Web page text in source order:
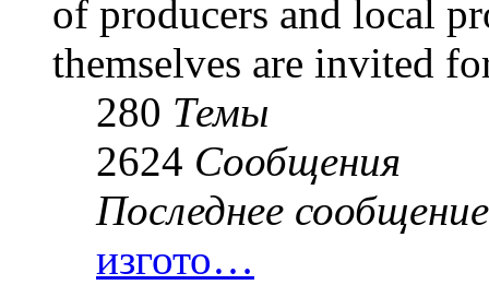
of producers and local
themselves are invited
280 Темы
2624 Сообщения
Последнее сообщение
изгото…